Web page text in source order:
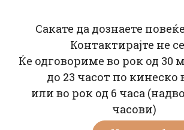
Сакате да дознаете
Контактирајте не
Ќе одговориме во рок од 30
до 23 часот по кинеско
или во рок од 6 часа
часови)